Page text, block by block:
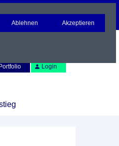
Portfolio Login
Ablehnen Akzeptieren